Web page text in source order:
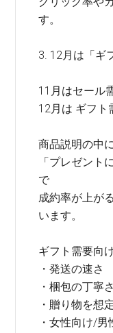
す。
3. 12月は「ギ
11月はセール
12月は ギフト
商品説明の中
「プレゼント
で
成約率が上が
います。
ギフト需要向
・発送の速さ
・梱包の丁寧さ
・贈り物を想
・女性向け/